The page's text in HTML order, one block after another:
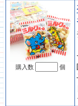
購入数 個